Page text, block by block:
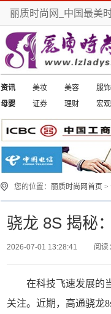
丽质时尚网_中国最美
资讯 美妆 美容
服饰
母婴
证券 理财 宏观
您的位置： 丽质时尚网首页 >
骁龙 8S 揭秘
2026-07-01 13:28:41 阅读
在科技飞速发展的
关注。近期，高通骁龙